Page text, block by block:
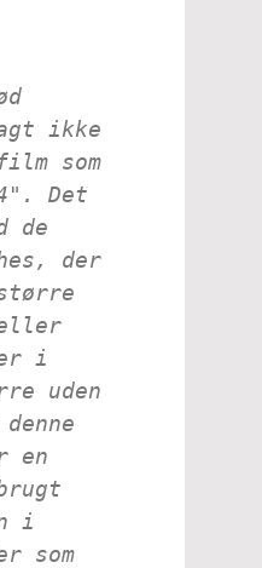
ikke
som
Det
de
der
i
uden
en
i
som